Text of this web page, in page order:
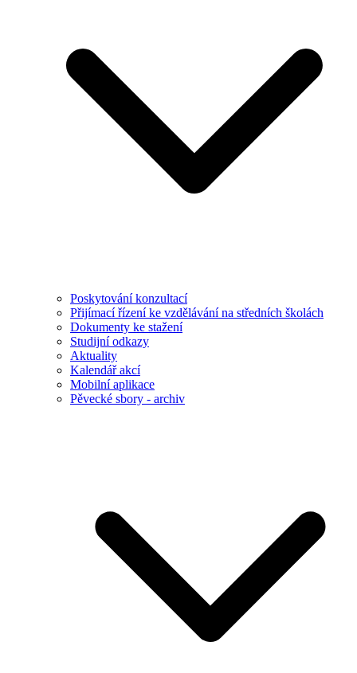
Poskytování konzultací
Přijímací řízení ke vzdělávání na středních školách
Dokumenty ke stažení
Studijní odkazy
Aktuality
Kalendář akcí
Mobilní aplikace
Pěvecké sbory - archiv